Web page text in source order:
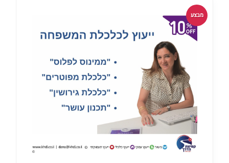
מבצע